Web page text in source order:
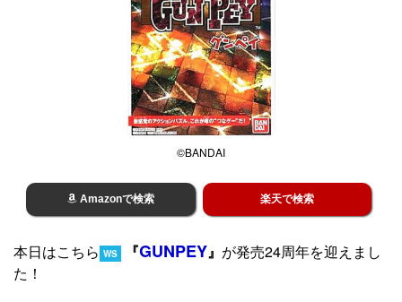
©BANDAI
Amazonで検索 楽天で検索
本日はこちら WS 『GUNPEY』 が発売24周年を迎えまし
た！